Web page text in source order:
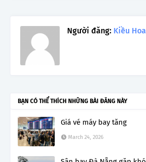
Người đăng: Kiều Hoa
BẠN CÓ THỂ THÍCH NHỮNG BÀI ĐĂNG NÀY
Giá vé máy bay tăng
March 24, 2026